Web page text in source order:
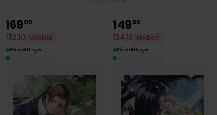
16900
152,10
Medlem
På nettlager
14900
134,10
Medlem
På nettlager